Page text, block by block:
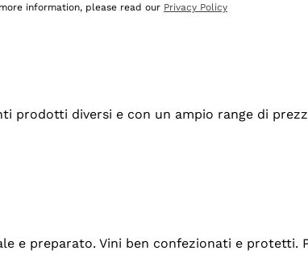
diversi e con un ampio range di
e preparato. Vini ben confezionati e
information, please read our Privacy Policy